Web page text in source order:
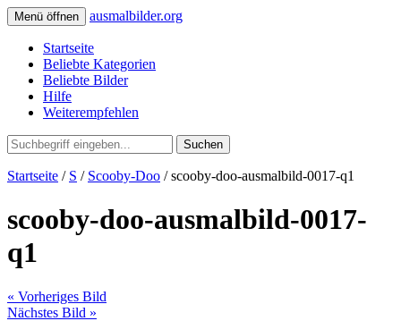
Menü öffnen ausmalbilder.org
Startseite
Beliebte Kategorien
Beliebte Bilder
Hilfe
Weiterempfehlen
Suchen
Startseite / S / Scooby-Doo / scooby-doo-ausmalbild-0017-q1
scooby-doo-ausmalbild-0017-
q1
« Vorheriges Bild
Nächstes Bild »